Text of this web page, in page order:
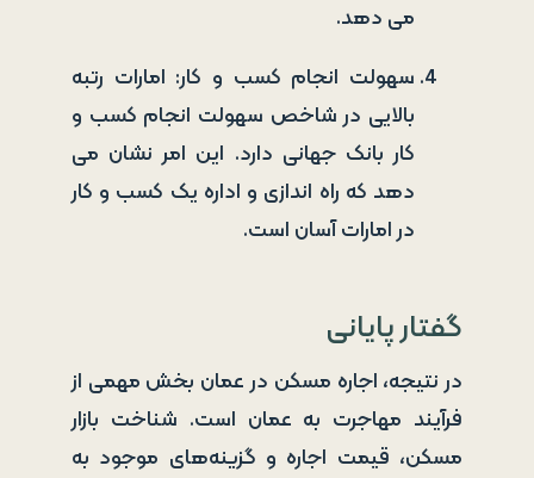
می دهد.
سهولت انجام کسب و کار: امارات رتبه
بالایی در شاخص سهولت انجام کسب و
کار بانک جهانی دارد. این امر نشان می
دهد که راه اندازی و اداره یک کسب و کار
در امارات آسان است.
گفتار پایانی
در نتیجه، اجاره مسکن در عمان بخش مهمی از
فرآیند مهاجرت به عمان است. شناخت بازار
مسکن، قیمت اجاره و گزینه‌های موجود به